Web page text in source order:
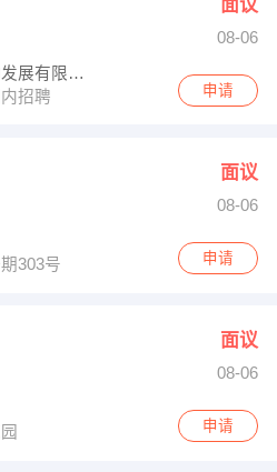
面议
08-06
湖北比奥德体育运动发展有限公司
招聘
申请
面议
08-06
303号
申请
面议
08-06
申请